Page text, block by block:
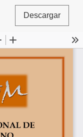
Descargar